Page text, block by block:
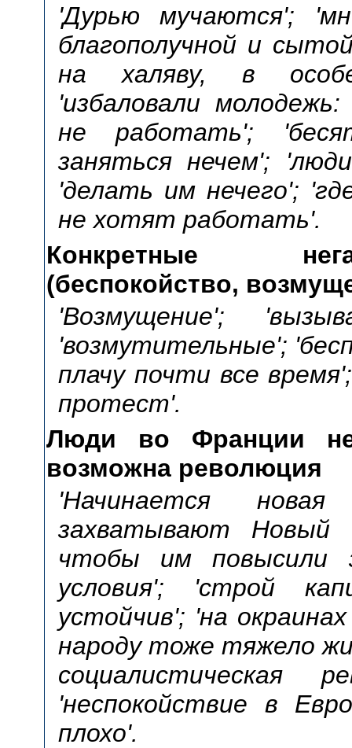
'Дурью мучаются';
благополучной и
на халяву, в
'избаловали
не работать';
заняться нечем';
'делать им нечего';
не хотят работать'.
Конкретные
(беспокойство,
'Возмущение';
'возмутительные';
плачу почти все
протест'.
Люди во Франции
возможна революция
'Начинается
захватывают
чтобы им повысили
условия'; 'строй
устойчив'; 'на
народу тоже тяжело
социалистическая
'неспокойствие в
плохо'.